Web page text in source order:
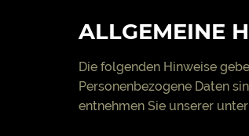
ALLGEMEINE
Die folgenden Hinweise
Personenbezogene Daten
entnehmen Sie unserer